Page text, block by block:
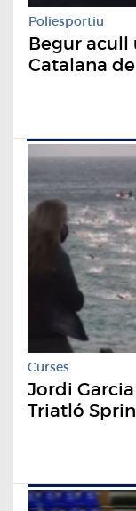
Poliesportiu
Begur acull
Catalana
Curses
Jordi
Triatló